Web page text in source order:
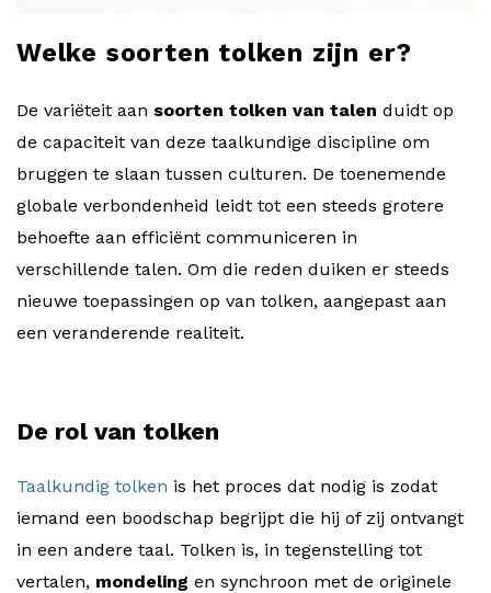
Welke soorten tolken zijn er?
De variëteit aan soorten tolken van talen duidt op
de capaciteit van deze taalkundige discipline om
bruggen te slaan tussen culturen. De toenemende
globale verbondenheid leidt tot een steeds grotere
behoefte aan efficiënt communiceren in
verschillende talen. Om die reden duiken er steeds
nieuwe toepassingen op van tolken, aangepast aan
een veranderende realiteit.
De rol van tolken
Taalkundig tolken is het proces dat nodig is zodat
iemand een boodschap begrijpt die hij of zij ontvangt
in een andere taal. Tolken is, in tegenstelling tot
vertalen, mondeling en synchroon met de originele